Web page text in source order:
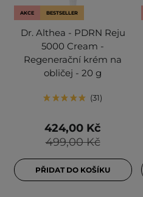
AKCE BESTSELLER
Dr. Althea - PDRN Reju
5000 Cream -
Regenerační krém na
obličej - 20 g
31
499,00 Kč
424,00 Kč
PŘIDAT DO KOŠÍKU